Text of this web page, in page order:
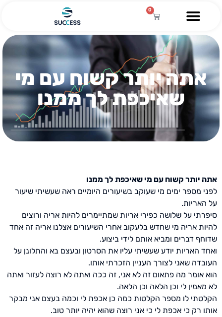
0
אתה יותר קשוח עם מי
שאיכפת לך ממנו
אתה יותר קשוח עם מי שאיכפת לך ממנו
לפני מספר ימים מי שעוקב בשיעורים היומיים ראה שעשיתי שיעור
על האריות.
סיפרתי על שלושה כפירי אריות שמתיימרים להיות אריה ורוצים
להיות אריה מי שחדש בלעקוב אחרי השיעורים אצלנו אריה זה אחד
שדוחף דברים ומביא אותם לידי ביצוע.
ואחד האריות יודע שעשיתי עליו את הסרטון ובעצם בא והתלונן על
העובדה שאני לצורך העניין הזכרתי אותו.
הוא אומר מה פתאום זה לא אני, זה ככה ואתה לא רוצה לעזור ואתה
לא מאמין לי וכן הלאה וכן הלאה.
הקלטתי לו מספר הקלטות כמה כן אכפת לי וכמה בעצם אני מבקר
אותו רק כי אכפת לי כי אני רוצה שהוא יהיה יותר טוב.